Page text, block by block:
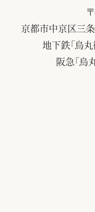
京都市中京区三
地下鉄「烏
阪急「烏